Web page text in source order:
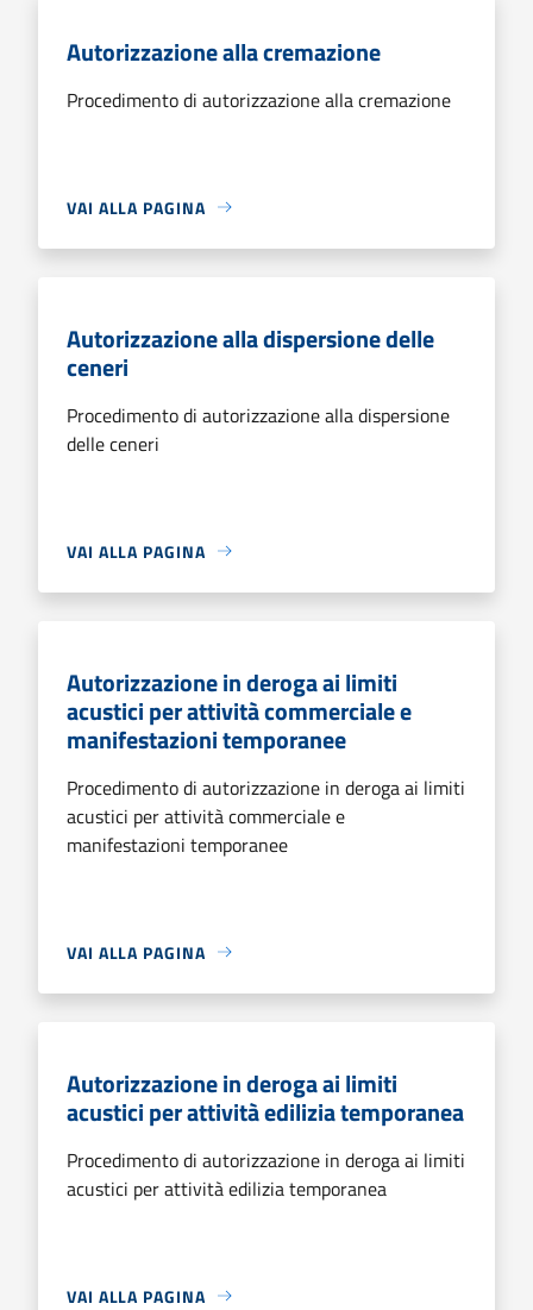
Autorizzazione alla cremazione
Procedimento di autorizzazione alla cremazione
VAI ALLA PAGINA
Autorizzazione alla dispersione delle
ceneri
Procedimento di autorizzazione alla dispersione
delle ceneri
VAI ALLA PAGINA
Autorizzazione in deroga ai limiti
acustici per attività commerciale e
manifestazioni temporanee
Procedimento di autorizzazione in deroga ai limiti
acustici per attività commerciale e
manifestazioni temporanee
VAI ALLA PAGINA
Autorizzazione in deroga ai limiti
acustici per attività edilizia temporanea
Procedimento di autorizzazione in deroga ai limiti
acustici per attività edilizia temporanea
VAI ALLA PAGINA